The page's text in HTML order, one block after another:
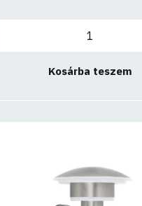
Kosárba teszem